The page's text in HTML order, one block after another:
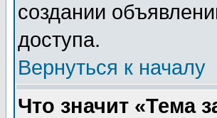
создании
доступа.
Вернуться к началу
Что значит «Тема